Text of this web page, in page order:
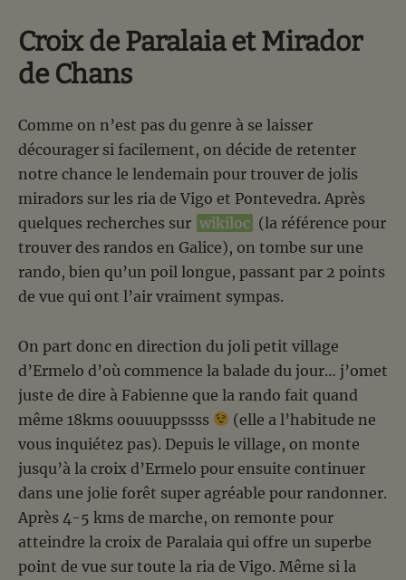
Croix de Paralaia et Mirador
de Chans
Comme on n’est pas du genre à se laisser
décourager si facilement, on décide de retenter
notre chance le lendemain pour trouver de jolis
miradors sur les ria de Vigo et Pontevedra. Après
quelques recherches sur wikiloc (la référence pour
trouver des randos en Galice), on tombe sur une
rando, bien qu’un poil longue, passant par 2 points
de vue qui ont l’air vraiment sympas.
On part donc en direction du joli petit village
d’Ermelo d’où commence la balade du jour… j’omet
juste de dire à Fabienne que la rando fait quand
même 18kms oouuuppssss
(elle a l’habitude ne
vous inquiétez pas). Depuis le village, on monte
jusqu’à la croix d’Ermelo pour ensuite continuer
dans une jolie forêt super agréable pour randonner.
Après 4-5 kms de marche, on remonte pour
atteindre la croix de Paralaia qui offre un superbe
point de vue sur toute la ria de Vigo. Même si la